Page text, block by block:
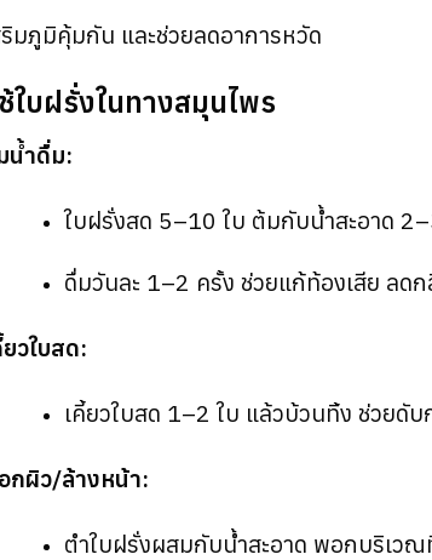
ริมภูมิคุ้มกัน และช่วยลดอาการหวัด
ใบฝรั่งในทางสมุนไพร
น้ำดื่ม:
ใบฝรั่งสด 5–10 ใบ ต้มกับน้ำสะอาด
ดื่มวันละ 1–2 ครั้ง ช่วยแก้ท้องเสีย ลด
ยวใบสด:
เคี้ยวใบสด 1–2 ใบ แล้วบ้วนทิ้ง ช่วยดั
กผิว/ล้างหน้า:
ตำใบฝรั่งผสมกับน้ำสะอาด พอกบริเว